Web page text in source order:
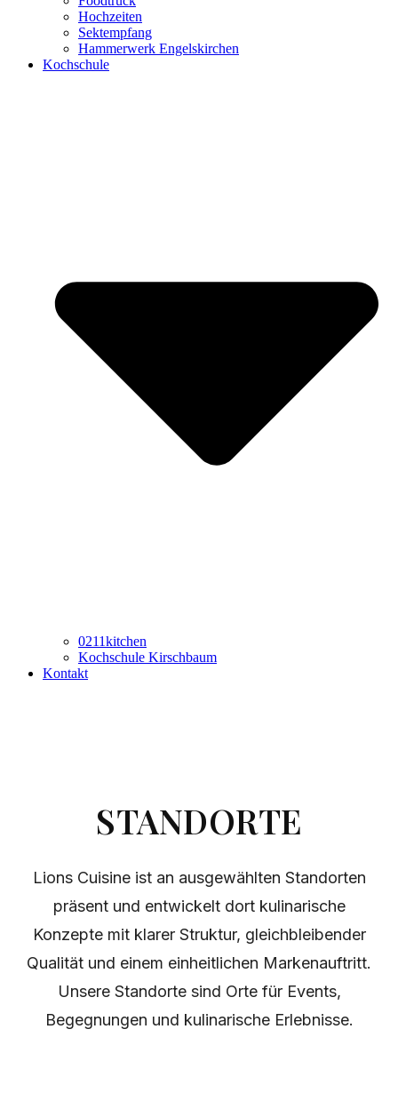
Hochzeiten
Sektempfang
Hammerwerk Engelskirchen
Kochschule
0211kitchen
Kochschule Kirschbaum
Kontakt
STANDORTE
Lions Cuisine ist an ausgewählten Standorten
präsent und entwickelt dort kulinarische
Konzepte mit klarer Struktur, gleichbleibender
Qualität und einem einheitlichen Markenauftritt.
Unsere Standorte sind Orte für Events,
Begegnungen und kulinarische Erlebnisse.